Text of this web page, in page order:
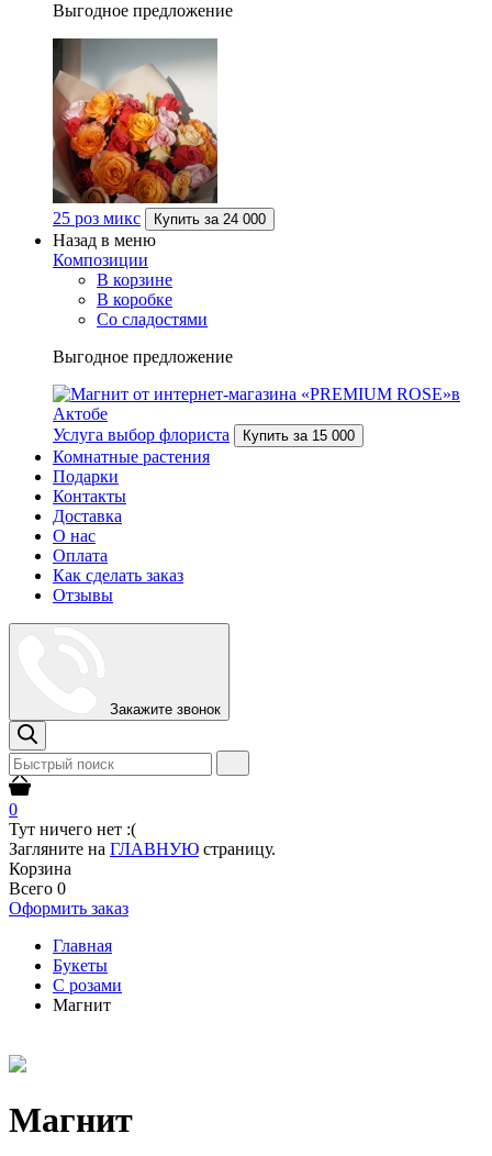
Выгодное предложение
25 роз микс Купить за 24 000
Назад в меню
Композиции
В корзине
В коробке
Со сладостями
Выгодное предложение
Услуга выбор флориста Купить за 15 000
Комнатные растения
Подарки
Контакты
Доставка
О нас
Оплата
Как сделать заказ
Отзывы
Закажите звонок
0
Тут ничего нет :(
Загляните на ГЛАВНУЮ страницу.
Корзина
Всего 0
Оформить заказ
Главная
Букеты
С розами
Магнит
Магнит